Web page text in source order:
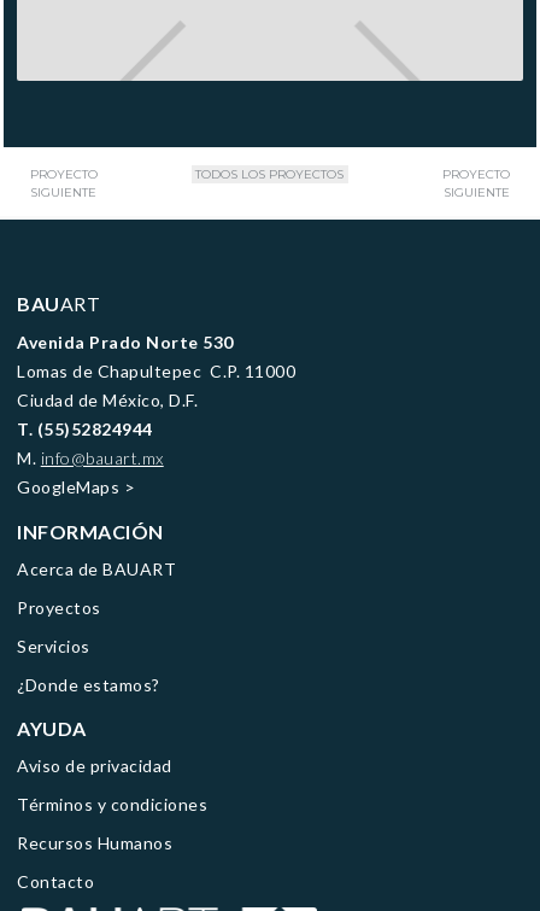
PROYECTO
SIGUIENTE
TODOS LOS PROYECTOS
PROYECTO
SIGUIENTE
BAUART
Avenida Prado Norte 530
Lomas de Chapultepec C.P. 11000
Ciudad de México, D.F.
T. (55)52824944
M. info@bauart.mx
GoogleMaps >
INFORMACIÓN
Acerca de BAUART
Proyectos
Servicios
¿Donde estamos?
AYUDA
Aviso de privacidad
Términos y condiciones
Recursos Humanos
Contacto